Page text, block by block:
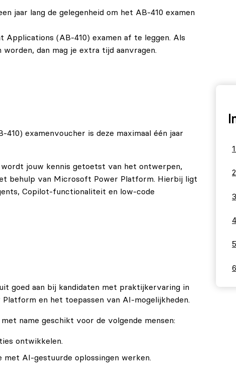
jaar lang de gelegenheid om het AB‑410 examen
(AB-410) examen af te leggen. Als
dan mag je extra tijd aanvragen.
examenvoucher is deze maximaal één jaar
jouw kennis getoetst van het ontwerpen,
behulp van Microsoft Power Platform. Hierbij ligt
Copilot‑functionaliteit en low‑code
kunt houden met governance, beveiliging
goed aan bij kandidaten met praktijkervaring in
en het toepassen van AI‑mogelijkheden.
name geschikt voor de volgende mensen:
ontwikkelen.
AI‑gestuurde oplossingen werken.
willen integreren.